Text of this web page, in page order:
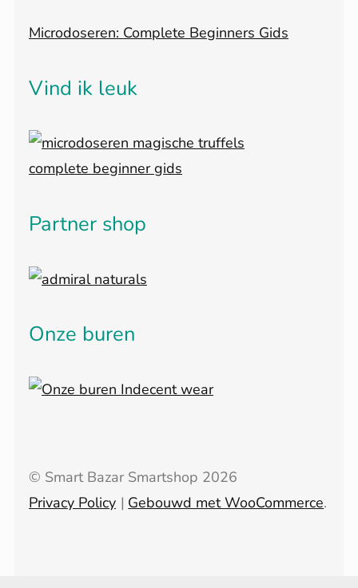
Microdoseren: Complete Beginners Gids
Vind ik leuk
Partner shop
Onze buren
© Smart Bazar Smartshop 2026
Privacy Policy
Gebouwd met WooCommerce.